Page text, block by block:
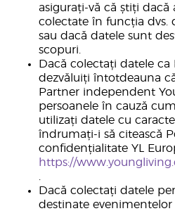
asigurați-vă că știți dacă
colectate în funcția dvs.
sau dacă datele sunt
scopuri.
Dacă colectați datele ca
dezvăluiți întotdeauna
Partner independent
persoanele în cauză
utilizați datele cu
îndrumați-i să citească
confidențialitate YL
https://
Dacă colectați datele
destinate evenimentelor